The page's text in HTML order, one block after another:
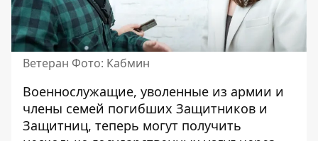
Ветеран Фото: Кабмин
Военнослужащие, уволенные из армии и
члены семей погибших Защитников и
Защитниц, теперь могут получить